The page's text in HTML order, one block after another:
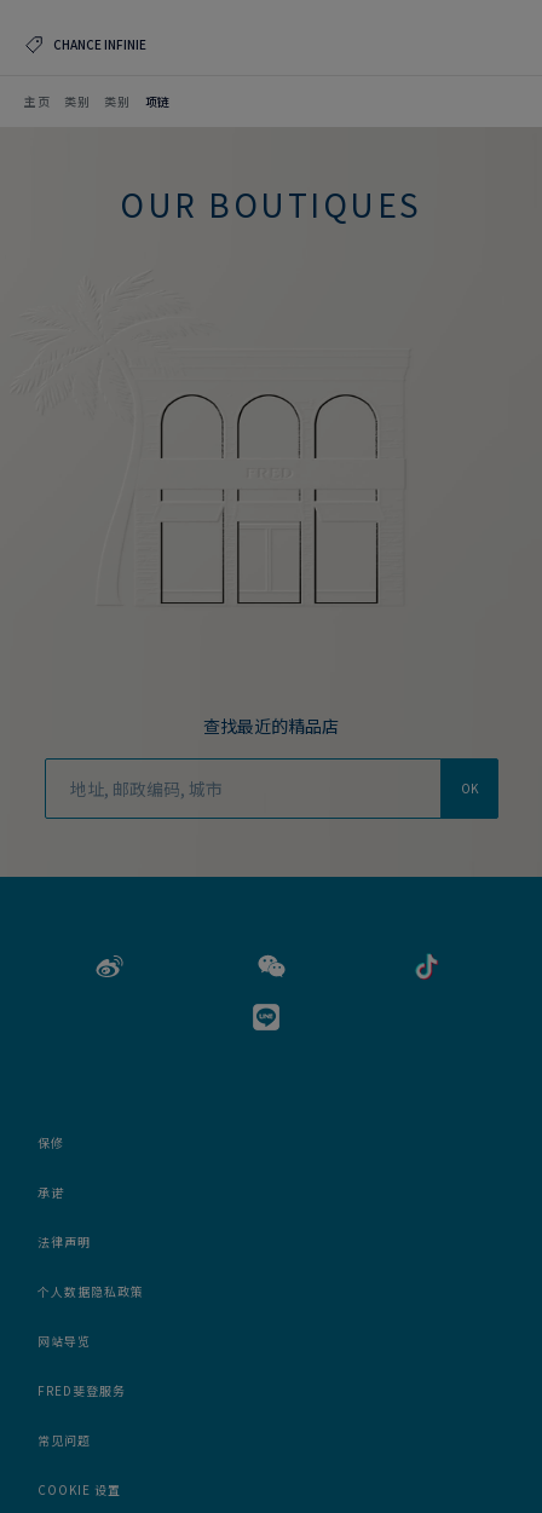
CHANCE INFINIE
主页 类别 类别 项链
OUR BOUTIQUES
查找最近的精品店
OK
保修
承诺
法律声明
个人数据隐私政策
网站导览
FRED斐登服务
常见问题
COOKIE 设置